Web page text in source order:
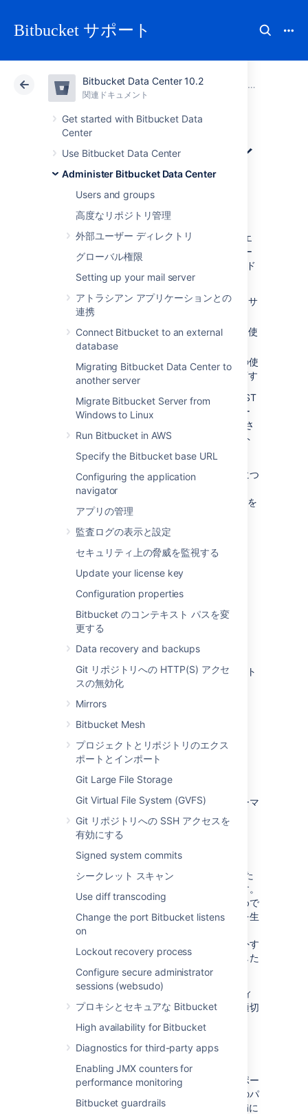
Bitbucket サポート
Bitbucket Data Center 10.2
関連ドキュメント
Get started with Bitbucket Data
Center
Use Bitbucket Data Center
Administer Bitbucket Data Center
Users and groups
高度なリポジトリ管理
外部ユーザー ディレクトリ
グローバル権限
Setting up your mail server
アトラシアン アプリケーションとの
連携
Connect Bitbucket to an external
database
Migrating Bitbucket Data Center to
another server
Migrate Bitbucket Server from
Windows to Linux
Run Bitbucket in AWS
Specify the Bitbucket base URL
Configuring the application
navigator
アプリの管理
監査ログの表示と設定
セキュリティ上の脅威を監視する
Update your license key
Configuration properties
Bitbucket のコンテキスト パスを変
更する
Data recovery and backups
Git リポジトリへの HTTP(S) アクセ
スの無効化
Mirrors
Bitbucket Mesh
プロジェクトとリポジトリのエクス
ポートとインポート
Git Large File Storage
Git Virtual File System (GVFS)
Git リポジトリへの SSH アクセスを
有効にする
Signed system commits
シークレット スキャン
Use diff transcoding
Change the port Bitbucket listens
on
Lockout recovery process
Configure secure administrator
sessions (websudo)
プロキシとセキュアな Bitbucket
High availability for Bitbucket
Diagnostics for third-party apps
Enabling JMX counters for
performance monitoring
Bitbucket guardrails
アトラシアン サポート Bitbucket 10.2
関連ドキュメント
クラウド Data Center 10.2
データ パイプライ
データ パイプラインを使用すると、Jira、
Confluence、または Bitbucket からデータをエ
クスポートして、既存のデータ プラットフォー
Tableau PowerBI
など) に簡単にフィード
できます。これによって、次を行えます。
内容がより豊富なレポートを生成して、サ
イト アクティビティを視覚化する
チームがどのようにアプリケーションを使
用しているかをより詳しく理解する
組織における Jira または Confluence の使
用の最適化に関してより適切な決定を下す
アプリケーションの管理コンソールまたは REST
API を使用で、データ エクスポートをトリガー
できます。データは CSV 形式でエクスポートさ
れます。一度に実行できるデータ エクスポート
は 1 つだけです。
エクスポートされたデータのスキーマの詳細につ
いては、「
」を
参照してください。
データ パイプラインは、次の製品の
Center版で提供されます。
Jira 8.14 以降
Confluence 7.12 以降
要件
REST API を使用してデータのエクスポートをト
リガーするには、次が必要です。
A valid Bitbucket Data Center license
Bitbucket system admin
Considerations
開始する前に、多数のセキュリティとパフォーマ
ンスへの影響を考慮する必要があります。
セキュリティ
エクスポートには、PII (個人情報) と制限された
コンテンツを含むすべてのデータが含まれます。
これはできる限り多くのデータを提供するためで
あり、フィルターや変換を行ってインサイトを生
成できます。
セキュリティと機密性に基づいてデータを除外す
る必要がある場合は、データをエクスポートした
後に行う必要があります。
エクスポートされたファイルは共有ホーム ディ
レクトリに保存されるため、このファイルが適切
に保護されていることも確認できます。
エクスポート パフォーマンス
大規模なインスタンスでは、データのエクスポー
トに時間がかかることがあります。サイトへのパ
フォーマンスの影響を 5% というしきい値未満に